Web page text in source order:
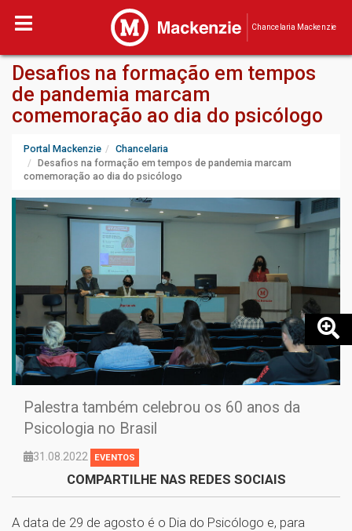
Chancelaria Mackenzie
Desafios na formação em tempos
de pandemia marcam
comemoração ao dia do psicólogo
Portal Mackenzie
Chancelaria
Desafios na formação em tempos de pandemia marcam
comemoração ao dia do psicólogo
Palestra também celebrou os 60 anos da
Psicologia no Brasil
31.08.2022 EVENTOS
COMPARTILHE NAS REDES SOCIAIS
A data de 29 de agosto é o Dia do Psicólogo e, para